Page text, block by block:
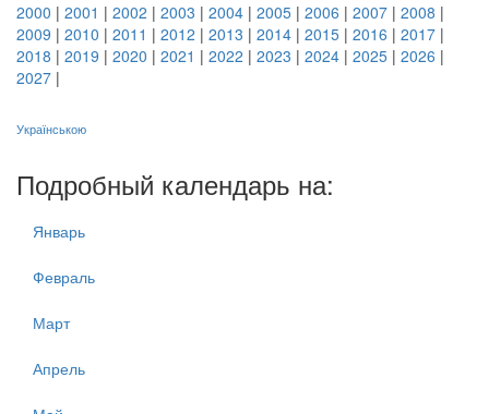
2000 | 2001 | 2002 | 2003 | 2004 | 2005 | 2006 | 2007 | 2008 |
2009 | 2010 | 2011 | 2012 | 2013 | 2014 | 2015 | 2016 | 2017 |
2018 | 2019 | 2020 | 2021 | 2022 | 2023 | 2024 | 2025 | 2026 |
2027 |
Українською
Подробный календарь на:
Январь
Февраль
Март
Апрель